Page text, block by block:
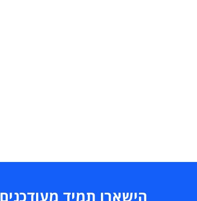
הישארו תמיד מעודכנים